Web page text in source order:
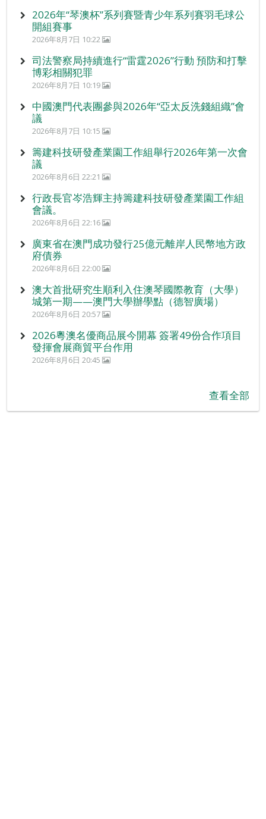
2026年“琴澳杯”系列賽暨青少年系列賽羽毛球公
開組賽事
2026年8月7日 10:22
司法警察局持續進行“雷霆2026”行動 預防和打擊
博彩相關犯罪
2026年8月7日 10:19
中國澳門代表團參與2026年“亞太反洗錢組織”會
議
2026年8月7日 10:15
籌建科技研發產業園工作組舉行2026年第一次會
議
2026年8月6日 22:21
行政長官岑浩輝主持籌建科技研發產業園工作組
會議。
2026年8月6日 22:16
廣東省在澳門成功發行25億元離岸人民幣地方政
府債券
2026年8月6日 22:00
澳大首批研究生順利入住澳琴國際教育（大學）
城第一期——澳門大學辦學點（德智廣場）
2026年8月6日 20:57
2026粵澳名優商品展今開幕 簽署49份合作項目
發揮會展商貿平台作用
2026年8月6日 20:45
查看全部